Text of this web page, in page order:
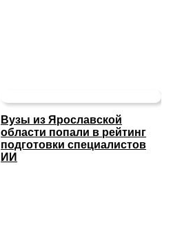
Вузы из Ярославской
области попали в рейтинг
подготовки специалистов
ИИ